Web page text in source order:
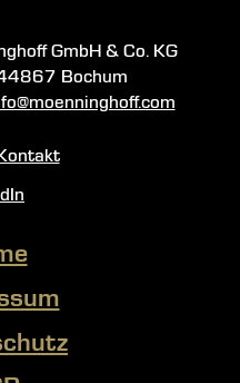
GmbH & Co. KG
Bochum